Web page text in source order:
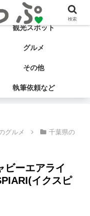
行＆グルメブログ
観光スポット
グルメ
その他
執筆依頼など
グルメ
千葉県の
ビーエアライ
イクスピ
検索